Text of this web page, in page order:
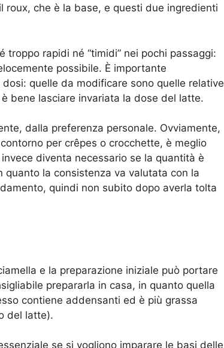
che è la base, e questi due ingredienti
troppo rapidi né “timidi” nei pochi passaggi:
possibile. È importante
quelle da modificare sono quelle relative
bene lasciare invariata la dose del latte.
dalla preferenza personale. Ovviamente,
per crêpes o crocchette, è meglio
diventa necessario se la quantità è
quanto la consistenza va valutata con la
quindi non subito dopo averla tolta
e la preparazione iniziale può portare
prepararla in casa, in quanto quella
contiene addensanti ed è più grassa
del latte).
se si vogliono imparare le basi delle